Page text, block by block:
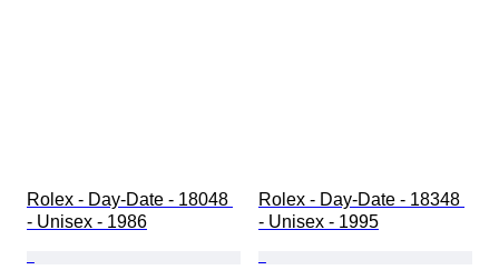
Rolex - Day-Date - 18048
- Unisex - 1986
Rolex - Day-Date - 18348
- Unisex - 1995